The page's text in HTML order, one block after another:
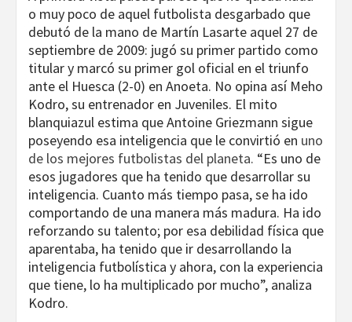
o muy poco de aquel futbolista desgarbado que
debutó de la mano de Martín Lasarte aquel 27 de
septiembre de 2009: jugó su primer partido como
titular y marcó su primer gol oficial en el triunfo
ante el Huesca (2-0) en Anoeta. No opina así Meho
Kodro, su entrenador en Juveniles. El mito
blanquiazul estima que Antoine Griezmann sigue
poseyendo esa inteligencia que le convirtió en uno
de los mejores futbolistas del planeta. “Es uno de
esos jugadores que ha tenido que desarrollar su
inteligencia. Cuanto más tiempo pasa, se ha ido
comportando de una manera más madura. Ha ido
reforzando su talento; por esa debilidad física que
aparentaba, ha tenido que ir desarrollando la
inteligencia futbolística y ahora, con la experiencia
que tiene, lo ha multiplicado por mucho”, analiza
Kodro.